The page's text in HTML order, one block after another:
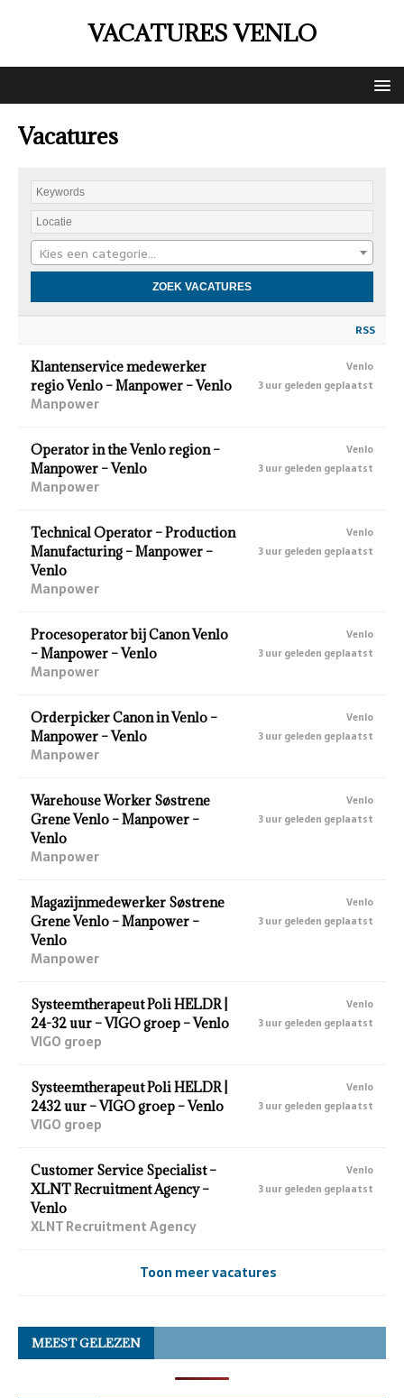
VACATURES VENLO
Vacatures
Kies een categorie…
RSS
Klantenservice medewerker
regio Venlo – Manpower – Venlo
Manpower
Venlo
3 uur geleden geplaatst
Operator in the Venlo region –
Manpower – Venlo
Manpower
Venlo
3 uur geleden geplaatst
Technical Operator – Production
Manufacturing – Manpower –
Venlo
Manpower
Venlo
3 uur geleden geplaatst
Procesoperator bij Canon Venlo
– Manpower – Venlo
Manpower
Venlo
3 uur geleden geplaatst
Orderpicker Canon in Venlo –
Manpower – Venlo
Manpower
Venlo
3 uur geleden geplaatst
Warehouse Worker Søstrene
Grene Venlo – Manpower –
Venlo
Manpower
Venlo
3 uur geleden geplaatst
Magazijnmedewerker Søstrene
Grene Venlo – Manpower –
Venlo
Manpower
Venlo
3 uur geleden geplaatst
Systeemtherapeut Poli HELDR |
24-32 uur – VIGO groep – Venlo
VIGO groep
Venlo
3 uur geleden geplaatst
Systeemtherapeut Poli HELDR |
2432 uur – VIGO groep – Venlo
VIGO groep
Venlo
3 uur geleden geplaatst
Customer Service Specialist –
XLNT Recruitment Agency –
Venlo
XLNT Recruitment Agency
Venlo
3 uur geleden geplaatst
Toon meer vacatures
MEEST GELEZEN